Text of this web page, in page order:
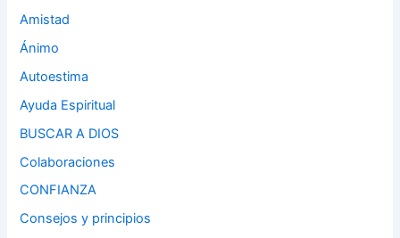
Amistad
Ánimo
Autoestima
Ayuda Espiritual
BUSCAR A DIOS
Colaboraciones
CONFIANZA
Consejos y principios